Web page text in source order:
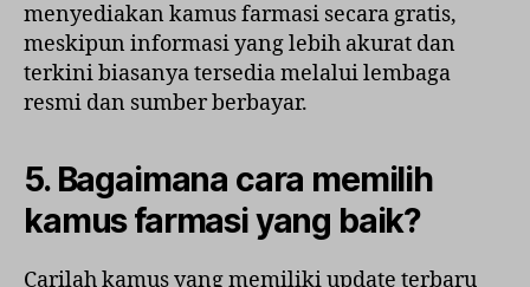
menyediakan kamus farmasi secara gratis,
meskipun informasi yang lebih akurat dan
terkini biasanya tersedia melalui lembaga
resmi dan sumber berbayar.
5. Bagaimana cara memilih
kamus farmasi yang baik?
Carilah kamus yang memiliki update terbaru